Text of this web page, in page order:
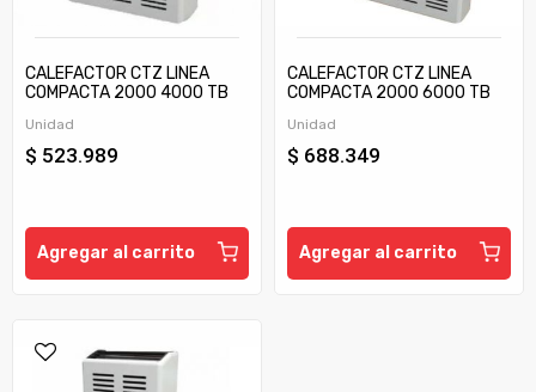
CALEFACTOR CTZ LINEA
COMPACTA 2000 4000 TB
Unidad
$ 523.989
Agregar al carrito
CALEFACTOR CTZ LINEA
COMPACTA 2000 6000 TB
Unidad
$ 688.349
Agregar al carrito